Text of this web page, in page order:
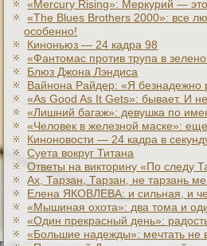
«Mercury Rising»: Меркурий —
«The Blues Brothers 2000»: все
особенно!
Киноньюз — 24 кадра 98
«Фантомас против трупа в
Блюз Джона Лэндиса
Вайнона Райдер: «Я безнадежно
«As Good As It Gets»: бывает. И
«Лишний багаж»: девушка по
«Человек в железной маске»:
Киноновости — 24 кадра в
Суета вокруг Титана
Ответы на викторину «По следу
Ах, Тарзан, Тарзан, не тарзань
Елена ЯКОВЛЕВА: и сильная, и
«Мышиная охота»: два тома и
«Один прекрасный день»:
«Большие надежды»: мечтать не